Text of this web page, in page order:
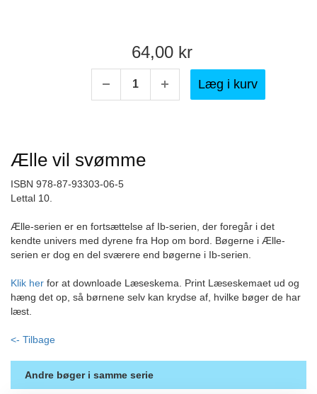
64,00 kr
Læg i kurv
Ælle vil svømme
ISBN 978-87-93303-06-5
Lettal 10.
Ælle-serien er en fortsættelse af Ib-serien, der foregår i det
kendte univers med dyrene fra Hop om bord. Bøgerne i Ælle-
serien er dog en del sværere end bøgerne i Ib-serien.
Klik her for at downloade Læseskema. Print Læseskemaet ud og
hæng det op, så børnene selv kan krydse af, hvilke bøger de har
læst.
<- Tilbage
Andre bøger i samme serie